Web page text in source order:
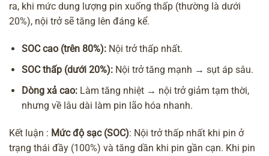
ra, khi mức dung lượng pin xuống thấp (thường là dưới
20%), nội trở sẽ tăng lên đáng kể.
SOC cao (trên 80%): Nội trở thấp nhất.
SOC thấp (dưới 20%): Nội trở tăng mạnh → sụt áp sâu.
Dòng xả cao: Làm tăng nhiệt → nội trở giảm tạm thời,
nhưng về lâu dài làm pin lão hóa nhanh.
Kết luận : Mức độ sạc (SOC): Nội trở thấp nhất khi pin ở
trạng thái đầy (100%) và tăng dần khi pin gần cạn. Khi pin